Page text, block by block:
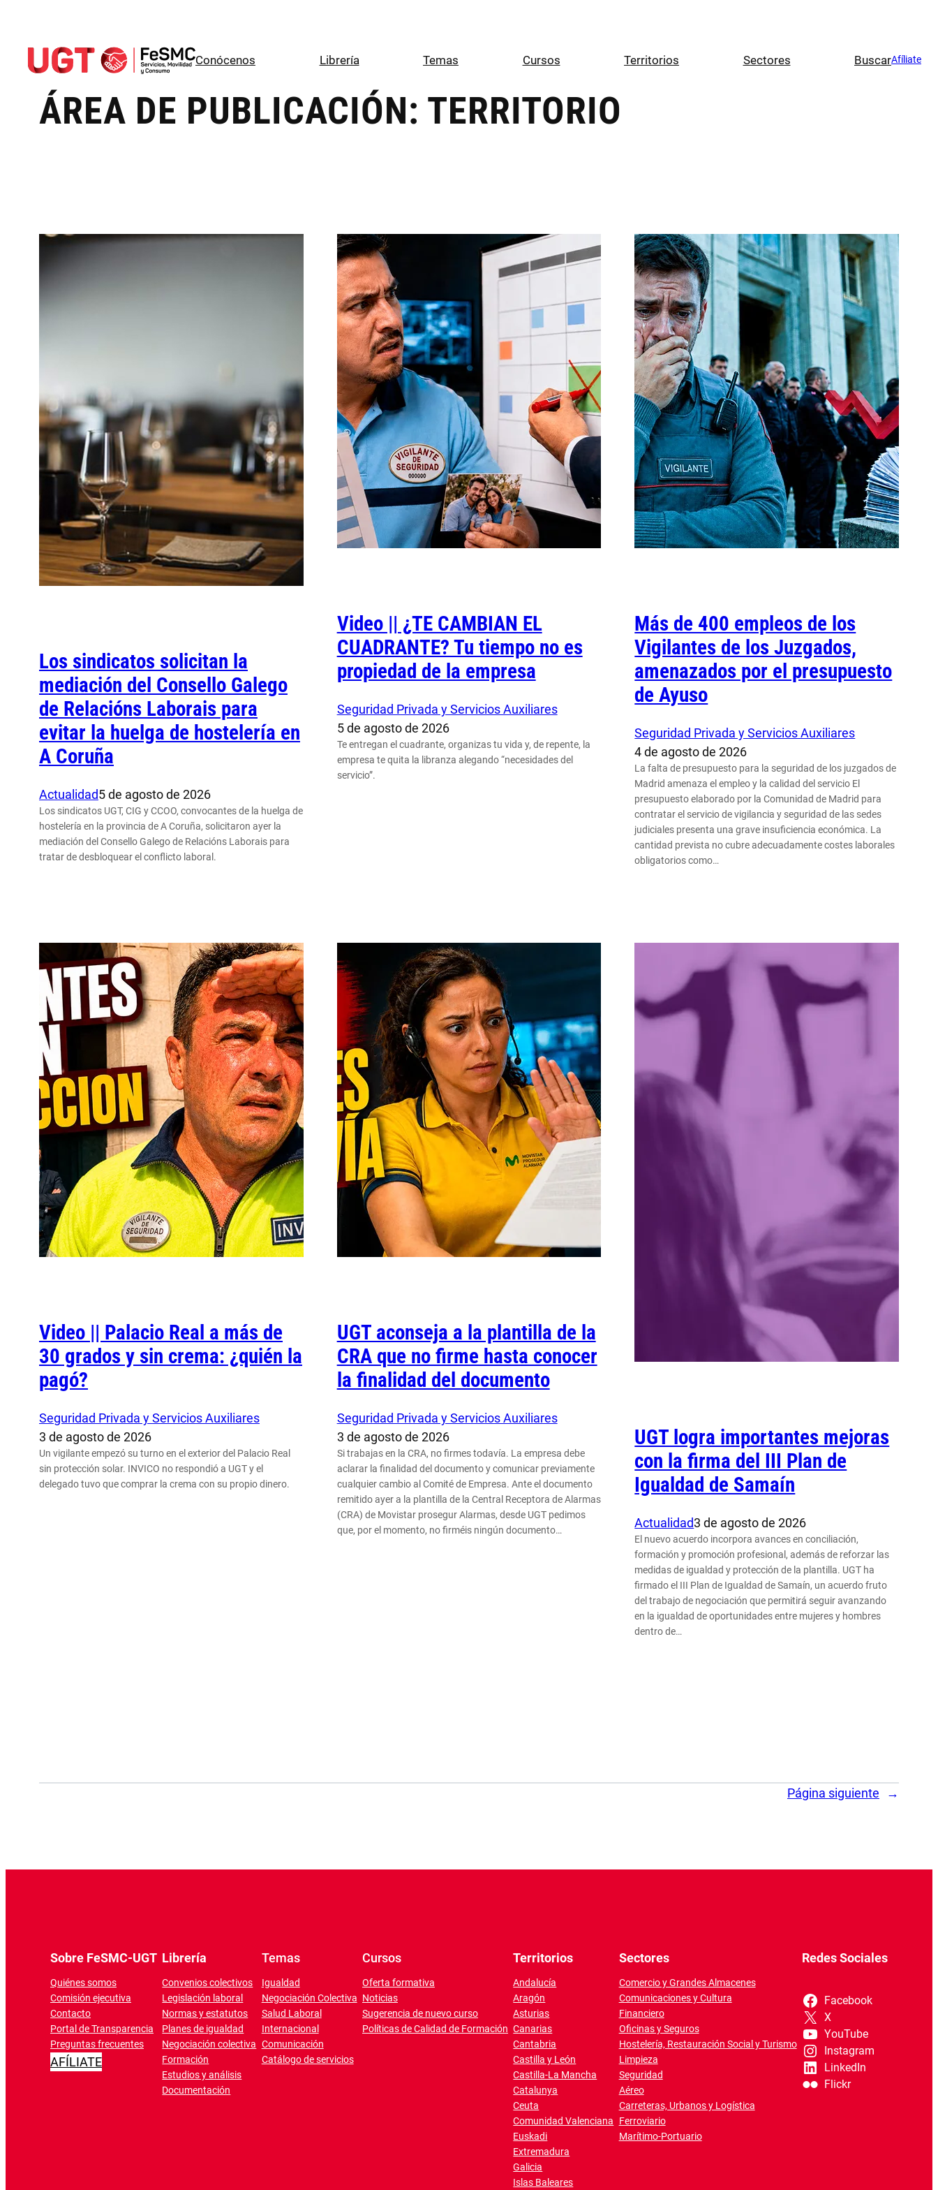
contenido
Conócenos Librería Temas Cursos Territorios Sectores BuscarAfíliate
ÁREA DE PUBLICACIÓN: TERRITORIO
Los sindicatos solicitan la
mediación del Consello Galego
de Relacións Laborais para
evitar la huelga de hostelería en
A Coruña
Actualidad5 de agosto de 2026
Los sindicatos UGT, CIG y CCOO, convocantes de la huelga de
hostelería en la provincia de A Coruña, solicitaron ayer la
mediación del Consello Galego de Relacións Laborais para
tratar de desbloquear el conflicto laboral.
Video || ¿TE CAMBIAN EL
CUADRANTE? Tu tiempo no es
propiedad de la empresa
Seguridad Privada y Servicios Auxiliares
5 de agosto de 2026
Te entregan el cuadrante, organizas tu vida y, de repente, la
empresa te quita la libranza alegando “necesidades del
servicio”.
Más de 400 empleos de los
Vigilantes de los Juzgados,
amenazados por el presupuesto
de Ayuso
Seguridad Privada y Servicios Auxiliares
4 de agosto de 2026
La falta de presupuesto para la seguridad de los juzgados de
Madrid amenaza el empleo y la calidad del servicio El
presupuesto elaborado por la Comunidad de Madrid para
contratar el servicio de vigilancia y seguridad de las sedes
judiciales presenta una grave insuficiencia económica. La
cantidad prevista no cubre adecuadamente costes laborales
obligatorios como…
Video || Palacio Real a más de
30 grados y sin crema: ¿quién la
pagó?
Seguridad Privada y Servicios Auxiliares
3 de agosto de 2026
Un vigilante empezó su turno en el exterior del Palacio Real
sin protección solar. INVICO no respondió a UGT y el
delegado tuvo que comprar la crema con su propio dinero.
UGT aconseja a la plantilla de la
CRA que no firme hasta conocer
la finalidad del documento
Seguridad Privada y Servicios Auxiliares
3 de agosto de 2026
Si trabajas en la CRA, no firmes todavía. La empresa debe
aclarar la finalidad del documento y comunicar previamente
cualquier cambio al Comité de Empresa. Ante el documento
remitido ayer a la plantilla de la Central Receptora de Alarmas
(CRA) de Movistar prosegur Alarmas, desde UGT pedimos
que, por el momento, no firméis ningún documento…
UGT logra importantes mejoras
con la firma del III Plan de
Igualdad de Samaín
Actualidad3 de agosto de 2026
El nuevo acuerdo incorpora avances en conciliación,
formación y promoción profesional, además de reforzar las
medidas de igualdad y protección de la plantilla. UGT ha
firmado el III Plan de Igualdad de Samaín, un acuerdo fruto
del trabajo de negociación que permitirá seguir avanzando
en la igualdad de oportunidades entre mujeres y hombres
dentro de…
Página siguiente →
Sobre FeSMC-UGT
Quiénes somos
Comisión ejecutiva
Contacto
Portal de Transparencia
Preguntas frecuentes
AFÍLIATE
Librería
Convenios colectivos
Legislación laboral
Normas y estatutos
Planes de igualdad
Negociación colectiva
Formación
Estudios y análisis
Documentación
Temas
Igualdad
Negociación Colectiva
Salud Laboral
Internacional
Comunicación
Catálogo de servicios
Cursos
Oferta formativa
Noticias
Sugerencia de nuevo curso
Políticas de Calidad de Formación
Territorios
Andalucía
Aragón
Asturias
Canarias
Cantabria
Castilla y León
Castilla-La Mancha
Catalunya
Ceuta
Comunidad Valenciana
Euskadi
Extremadura
Galicia
Islas Baleares
Sectores
Comercio y Grandes Almacenes
Comunicaciones y Cultura
Financiero
Oficinas y Seguros
Hostelería, Restauración Social y Turismo
Limpieza
Seguridad
Aéreo
Carreteras, Urbanos y Logística
Ferroviario
Marítimo-Portuario
Redes Sociales
Facebook
X
YouTube
Instagram
LinkedIn
Flickr